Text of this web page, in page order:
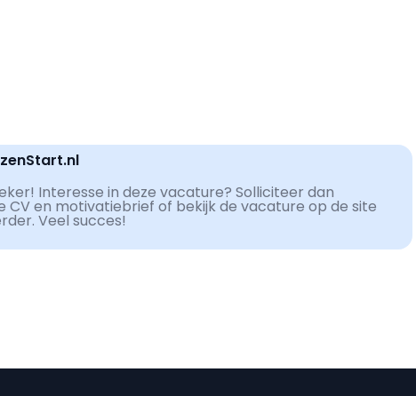
Interesse in deze vacature? Solliciteer dan
CV en motivatiebrief of bekijk de vacature op de site
Veel succes!